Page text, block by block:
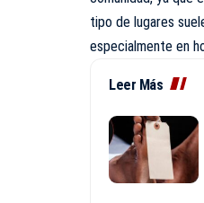
tipo de lugares
especialmente en
Leer Más